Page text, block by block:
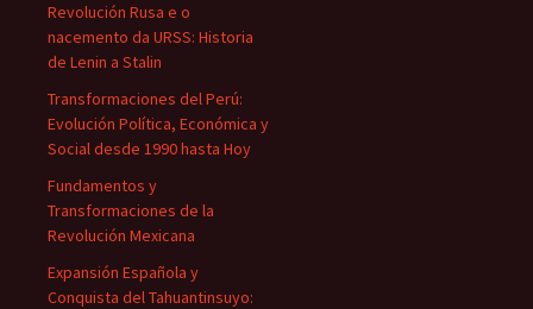
Revolución Rusa e o
nacemento da URSS: Historia
de Lenin a Stalin
Transformaciones del Perú:
Evolución Política, Económica y
Social desde 1990 hasta Hoy
Fundamentos y
Transformaciones de la
Revolución Mexicana
Expansión Española y
Conquista del Tahuantinsuyo: